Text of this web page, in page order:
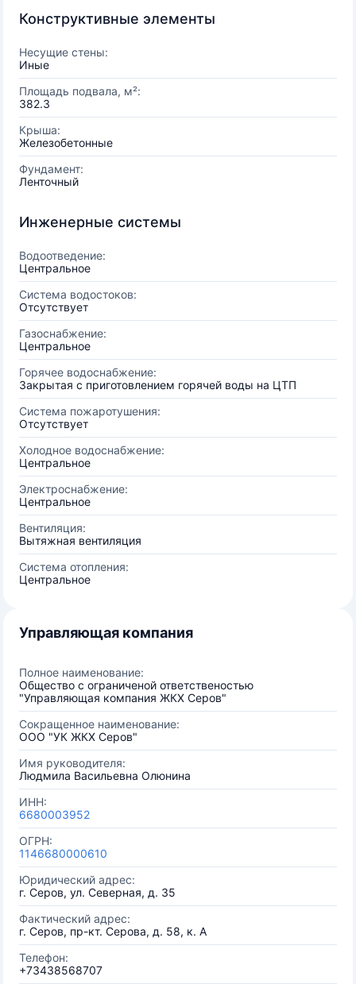
Конструктивные элементы
Несущие стены:
Иные
Площадь подвала, м²:
382.3
Крыша:
Железобетонные
Фундамент:
Ленточный
Инженерные системы
Водоотведение:
Центральное
Система водостоков:
Отсутствует
Газоснабжение:
Центральное
Горячее водоснабжение:
Закрытая с приготовлением горячей воды на ЦТП
Система пожаротушения:
Отсутствует
Холодное водоснабжение:
Центральное
Электроснабжение:
Центральное
Вентиляция:
Вытяжная вентиляция
Система отопления:
Центральное
Управляющая компания
Полное наименование:
Общество с ограниченой ответственостью
"Управляющая компания ЖКХ Серов"
Сокращенное наименование:
ООО "УК ЖКХ Серов"
Имя руководителя:
Людмила Васильевна Олюнина
ИНН:
6680003952
ОГРН:
1146680000610
Юридический адрес:
г. Серов, ул. Северная, д. 35
Фактический адрес:
г. Серов, пр-кт. Серова, д. 58, к. А
Телефон:
+73438568707